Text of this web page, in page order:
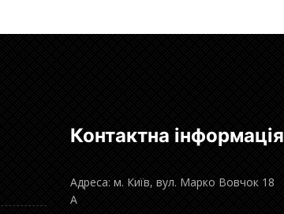
Контактна інформація
Адреса: м. Київ, вул. Марко Вовчок 18
А